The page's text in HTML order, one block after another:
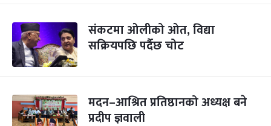
संकटमा ओलीको ओत, विद्या
सक्रियपछि पर्दैछ चोट
मदन–आश्रित प्रतिष्ठानको अध्यक्ष बने
प्रदीप ज्ञवाली